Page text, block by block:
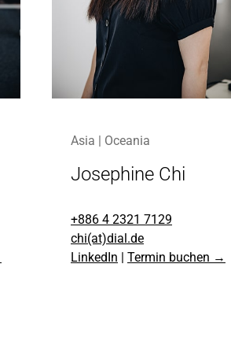
Asia | Oceania
Josephine Chi
+886 4 2321 7129
chi(at)dial.de
LinkedIn | Termin buchen →